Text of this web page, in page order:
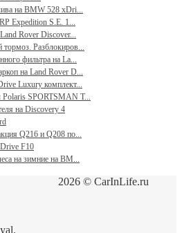
на BMW 528 xDri...
Expedition S.E. 1...
Rover Discover...
Разблокиров...
фильтра на La...
на Land Rover D...
Luxury комплект...
Polaris SPORTSMAN T...
на Discovery 4
Q216 и Q208 по...
F10
на зимние на BM...
2026 © CarInLife.ru
.